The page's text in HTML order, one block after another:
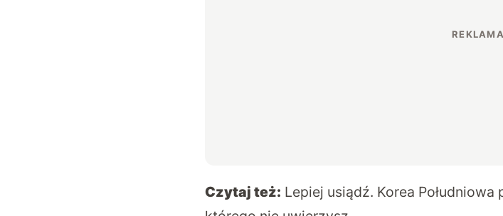
Czytaj też: Lepiej usiądź. Korea